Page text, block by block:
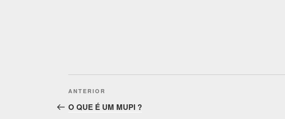
Post
navigation
Conteúdo
anterior
ANTERIOR
O QUE É UM MUPI ?